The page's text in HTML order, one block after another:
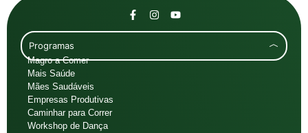
Programas
Magro a Comer
Mais Saúde
Mães Saudáveis
Empresas Produtivas
Caminhar para Correr
Workshop de Dança